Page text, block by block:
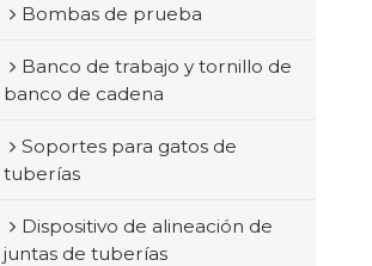
Bombas de prueba
Banco de trabajo y tornillo de
banco de cadena
Soportes para gatos de
tuberías
Dispositivo de alineación de
juntas de tuberías